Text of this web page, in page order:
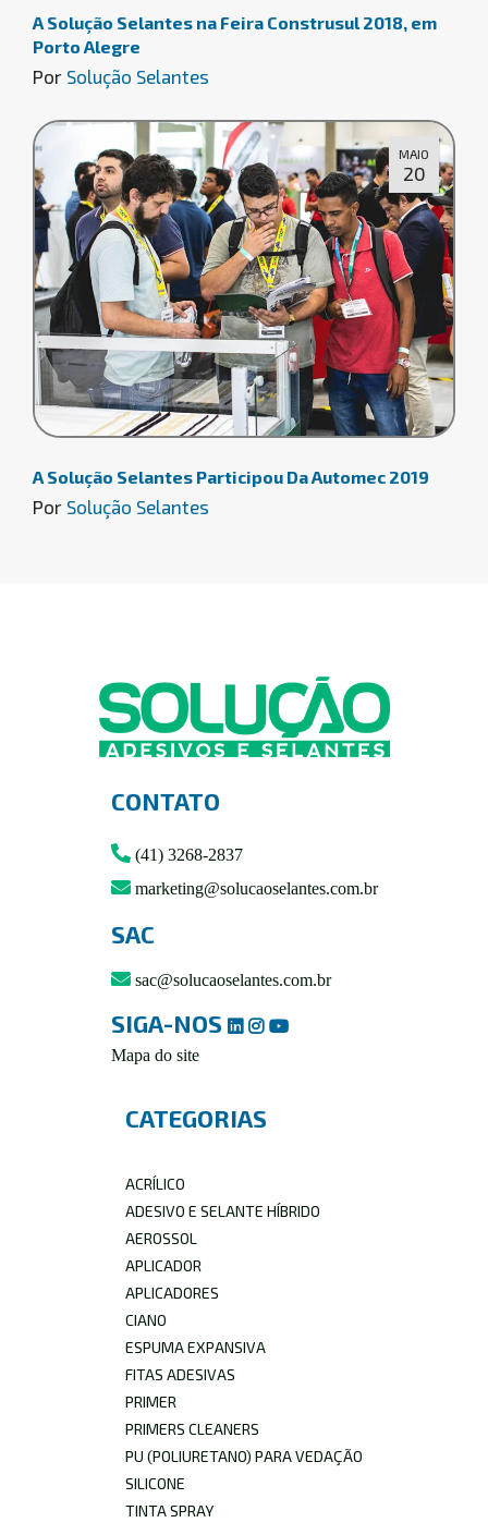
A Solução Selantes na Feira Construsul 2018, em
Porto Alegre
Por Solução Selantes
MAIO
20
A Solução Selantes Participou Da Automec 2019
Por Solução Selantes
CONTATO
(41) 3268-2837
marketing@solucaoselantes.com.br
SAC
sac@solucaoselantes.com.br
SIGA-NOS
Mapa do site
CATEGORIAS
ACRÍLICO
ADESIVO E SELANTE HÍBRIDO
AEROSSOL
APLICADOR
APLICADORES
CIANO
ESPUMA EXPANSIVA
FITAS ADESIVAS
PRIMER
PRIMERS CLEANERS
PU (POLIURETANO) PARA VEDAÇÃO
SILICONE
TINTA SPRAY